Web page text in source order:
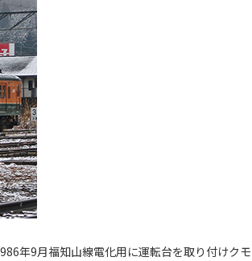
年9月福知山線電化用に運転台を取り付けクモ